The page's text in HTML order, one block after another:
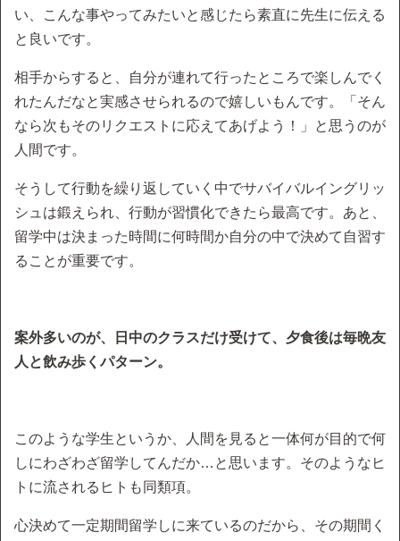
い、こんな事やってみたいと感じたら素直に先生に伝える
と良いです。
相手からすると、自分が連れて行ったところで楽しんでく
れたんだなと実感させられるので嬉しいもんです。「そん
なら次もそのリクエストに応えてあげよう！」と思うのが
人間です。
そうして行動を繰り返していく中でサバイバルイングリッ
シュは鍛えられ、行動が習慣化できたら最高です。あと、
留学中は決まった時間に何時間か自分の中で決めて自習す
ることが重要です。
案外多いのが、日中のクラスだけ受けて、夕食後は毎晩友
人と飲み歩くパターン。
このような学生というか、人間を見ると一体何が目的で何
しにわざわざ留学してんだか…と思います。そのようなヒ
トに流されるヒトも同類項。
心決めて一定期間留学しに来ているのだから、その期間く